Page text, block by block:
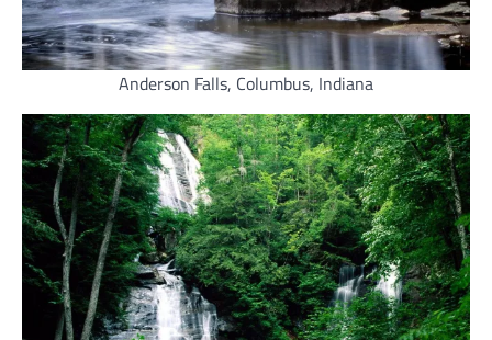
Anderson Falls, Columbus, Indiana